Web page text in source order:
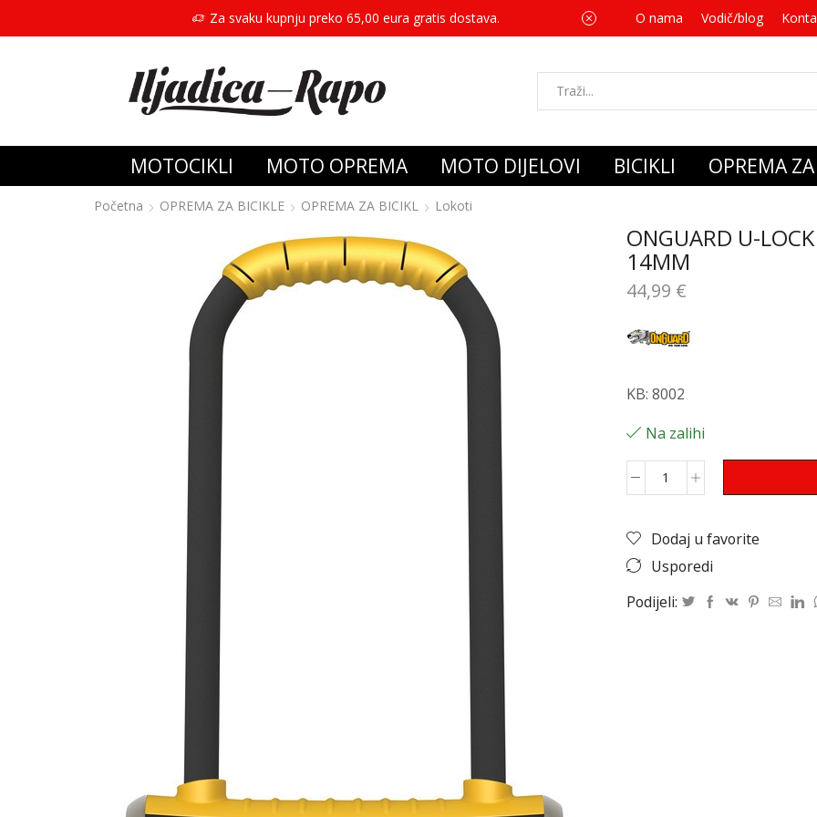
Za svaku kupnju preko 65,00 eura gratis dostava. Za svaku
O nama Vodič/blog
MOTOCIKLI MOTO OPREMA MOTO DIJELOVI BICIKLI OPREMA
Početna OPREMA ZA BICIKLE OPREMA ZA BICIKL Lokoti
ONGUARD U-
14MM
44,99 €
KB: 8002
Na zalihi
Dodaj u favorite
Usporedi
Podijeli: